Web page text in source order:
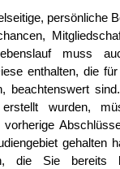
persönliche
muss
enthalten, die
beachtenswert
wurden,
vorherige
gehalten
die Sie bereits